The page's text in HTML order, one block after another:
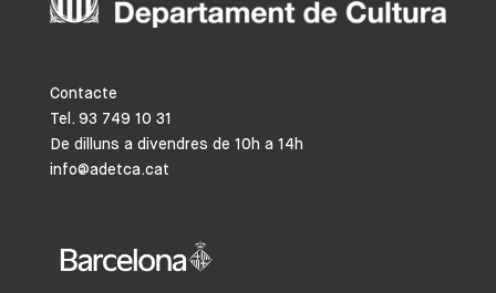
Contacte
Tel. 93 749 10 31
De dilluns a divendres de 10h a 14h
info@adetca.cat